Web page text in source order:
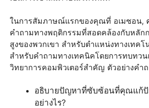
ในการสัมภาษณ์แรกของคุณที่ อเมซอน,
คำถามทางพฤติกรรมที่สอดคล้องกับหลัก
สูงของพวกเขา สำหรับตำแหน่งทางเทคโ
สำหรับคำถามทางเทคนิคโดยการทบทว
วิทยาการคอมพิวเตอร์สำคัญ ตัวอย่างคำ
อธิบายปัญหาที่ซับซ้อนที่คุณแก้ปั
อย่างไร?